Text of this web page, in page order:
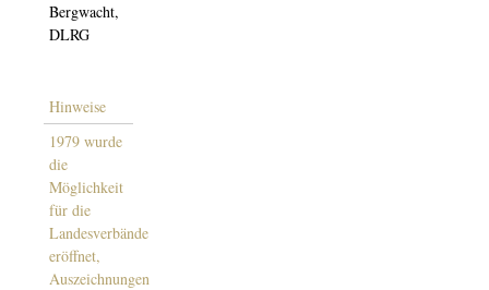
Bergwacht,
DLRG
Hinweise
1979 wurde
die
Möglichkeit
für die
Landesverbände
eröffnet,
Auszeichnungen